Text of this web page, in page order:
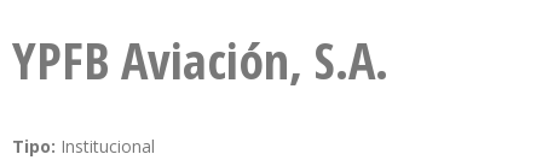
YPFB Aviación, S.A.
Tipo: Institucional